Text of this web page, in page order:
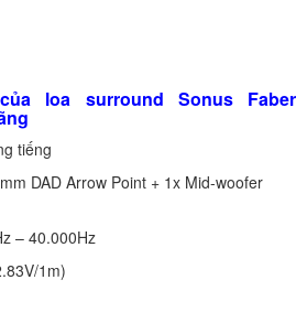
loa surround Sonus Faber
tiếng
DAD Arrow Point + 1x Mid-woofer
– 40.000Hz
1m)